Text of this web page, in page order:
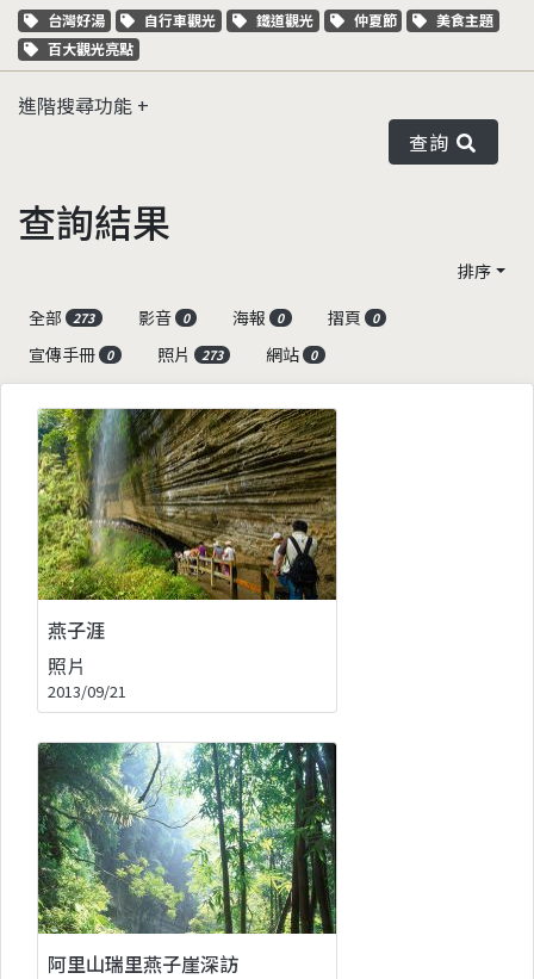
關鍵字標籤
台灣好湯 關鍵字標籤
自行車觀光 關鍵字標籤
鐵道觀光 關鍵字標籤
仲夏節 關鍵字標籤
美食主題
關鍵字標籤
百大觀光亮點
進階搜尋功能
查詢
查詢結果
排序
全部
273 影音 0 海報 0 摺頁 0
宣傳手冊 0 照片 273 網站 0
燕子涯
照片
2013/09/21
阿里山瑞里燕子崖深訪